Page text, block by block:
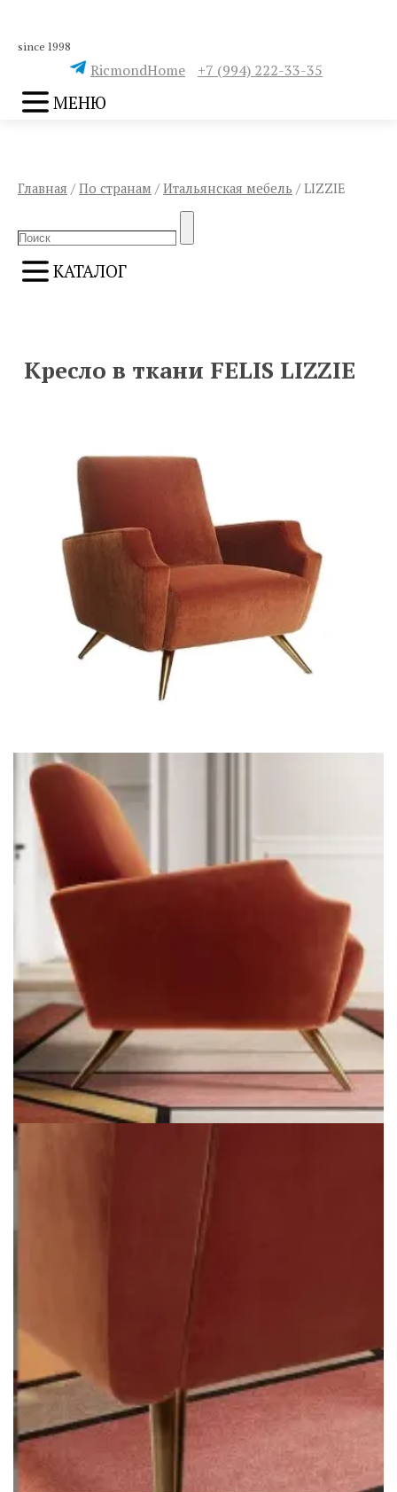
since 1998
RicmondHome +7 (994) 222-33-35
МЕНЮ
Главная /По странам /Итальянская мебель / LIZZIE
for:
КАТАЛОГ
Кресло в ткани FELIS LIZZIE